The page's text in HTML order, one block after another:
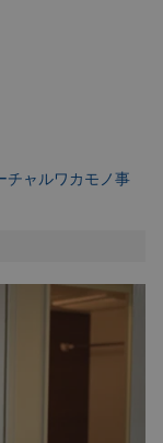
チャルワカモノ事